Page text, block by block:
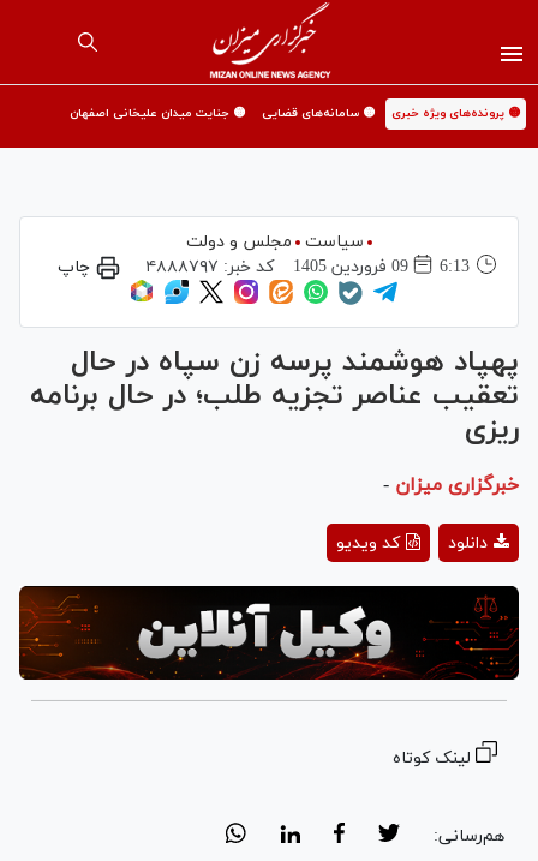
🟡 پرونده‌های ویژه خبری 🟡 سامانه‌های قضایی 🟡 جنایت میدان علیخانی اصفهان
سیاست
مجلس و دولت
6:13
09 فروردين 1405 کد خبر: ۴۸۸۸۷۹۷ چاپ
پهپاد هوشمند پرسه زن سپاه در حال
تعقیب عناصر تجزیه طلب؛ در حال برنامه
ریزی
خبرگزاری میزان -
Play
Video
کد ویدیو دانلود
لینک کوتاه
هم‌رسانی: